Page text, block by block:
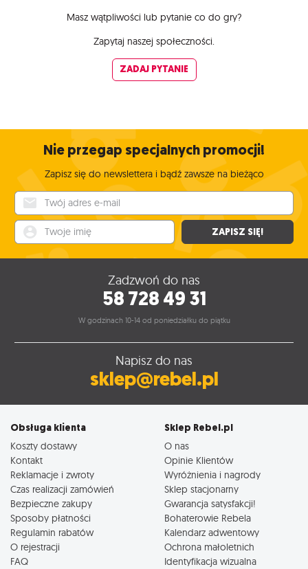
Masz wątpliwości lub pytanie co do gry?
Zapytaj naszej społeczności.
ZADAJ PYTANIE
Nie przegap specjalnych promocji!
Zapisz się do newslettera i bądź zawsze na bieżąco
ZAPISZ SIĘ!
Zadzwoń do nas
58 728 49 31
W godzinach 10-14 od poniedziałku do piątku
Napisz do nas
sklep@rebel.pl
Obsługa klienta
Koszty dostawy
Kontakt
Reklamacje i zwroty
Czas realizacji zamówień
Bezpieczne zakupy
Sposoby płatności
Regulamin rabatów
O rejestracji
FAQ
Sklep Rebel.pl
O nas
Opinie Klientów
Wyróżnienia i nagrody
Sklep stacjonarny
Gwarancja satysfakcji!
Bohaterowie Rebela
Kalendarz adwentowy
Ochrona małoletnich
Identyfikacja wizualna